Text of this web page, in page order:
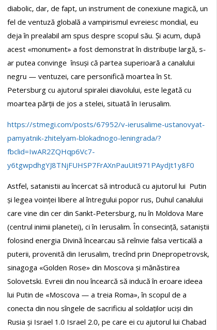
diabolic, dar, de fapt, un instrument de conexiune magică, un
fel de ventuză globală a vampirismul evreiesc mondial, eu
deja în prealabil am spus despre scopul său. Și acum, după
acest «monument» a fost demonstrat în distribuție largă, s-
ar putea convinge însuși că partea superioară a canalului
negru — ventuzei, care personifică moartea în St.
Petersburg cu ajutorul spiralei diavolului, este legată cu
moartea părții de jos a stelei, situată în Ierusalim.
https://stmegi.com/posts/67952/v-ierusalime-ustanovyat-
pamyatnik-zhitelyam-blokadnogo-leningrada/?
fbclid=IwAR2ZQHqp6Vc7-
y6tgwpdhgYJ8TNjFUHSP7FrAXnPauUit971PAydJt1y8F0
Astfel, satanistii au încercat să introducă cu ajutorul lui Putin
și legea voinței libere al întregului popor rus, Duhul canalului
care vine din cer din Sankt-Petersburg, nu în Moldova Mare
(centrul inimii planetei), ci în Ierusalim. În consecință, sataniștii
folosind energia Divină încearcau să reînvie falsa verticală a
puterii, provenită din Ierusalim, trecînd prin Dnepropetrovsk,
sinagoga «Golden Rose» din Moscova și mănăstirea
Solovetski. Evreii din nou încearcă să inducă în eroare ideea
lui Putin de «Moscova — a treia Roma», în scopul de a
conecta din nou sîngele de sacrificiu al soldaților uciși din
Rusia și Israel 1.0 Israel 2.0, pe care ei cu ajutorul lui Chabad